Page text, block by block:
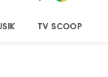
TV SCOOP